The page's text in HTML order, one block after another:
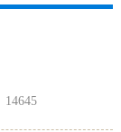
14645